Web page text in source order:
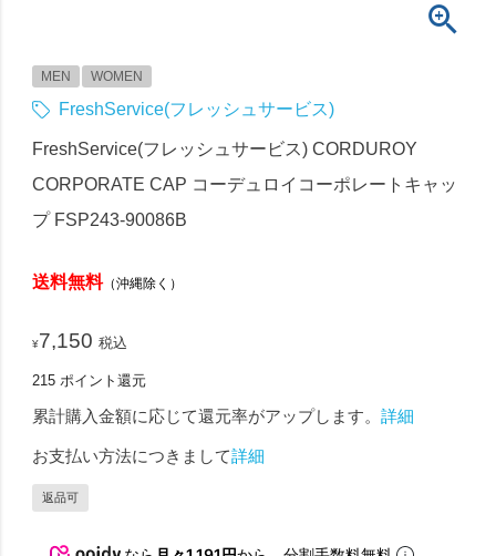
MEN WOMEN
FreshService(フレッシュサービス)
FreshService(フレッシュサービス) CORDUROY
CORPORATE CAP コーデュロイコーポレートキャッ
プ FSP243-90086B
送料無料（沖縄除く）
¥7,150 税込
215 ポイント還元
累計購入金額に応じて還元率がアップします。詳細
お支払い方法につきまして詳細
返品可